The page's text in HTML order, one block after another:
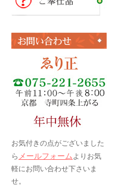
お気付きの点がございました
ら メールフォームよりお気
軽にお問い合わせ下さいま
せ。